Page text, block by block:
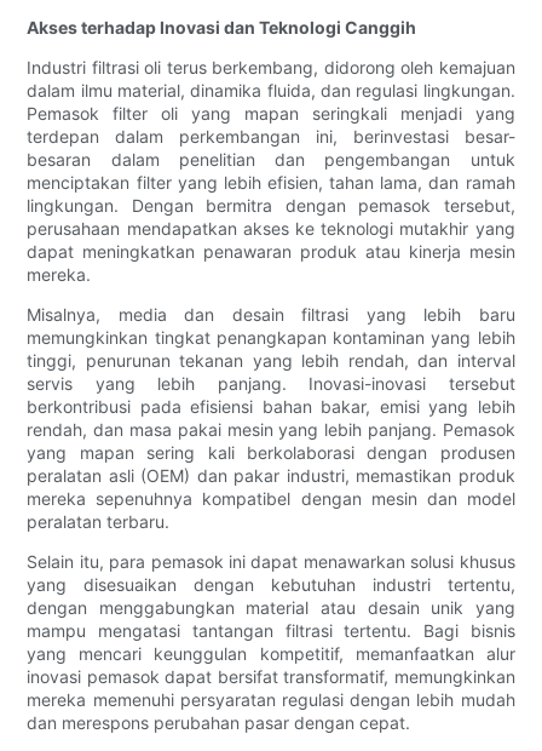
Akses terhadap Inovasi dan Teknologi Canggih
Industri filtrasi oli terus berkembang, didorong oleh kemajuan
dalam ilmu material, dinamika fluida, dan regulasi lingkungan.
Pemasok filter oli yang mapan seringkali menjadi yang
terdepan dalam perkembangan ini, berinvestasi besar-
besaran dalam penelitian dan pengembangan untuk
menciptakan filter yang lebih efisien, tahan lama, dan ramah
lingkungan. Dengan bermitra dengan pemasok tersebut,
perusahaan mendapatkan akses ke teknologi mutakhir yang
dapat meningkatkan penawaran produk atau kinerja mesin
mereka.
Misalnya, media dan desain filtrasi yang lebih baru
memungkinkan tingkat penangkapan kontaminan yang lebih
tinggi, penurunan tekanan yang lebih rendah, dan interval
servis yang lebih panjang. Inovasi-inovasi tersebut
berkontribusi pada efisiensi bahan bakar, emisi yang lebih
rendah, dan masa pakai mesin yang lebih panjang. Pemasok
yang mapan sering kali berkolaborasi dengan produsen
peralatan asli (OEM) dan pakar industri, memastikan produk
mereka sepenuhnya kompatibel dengan mesin dan model
peralatan terbaru.
Selain itu, para pemasok ini dapat menawarkan solusi khusus
yang disesuaikan dengan kebutuhan industri tertentu,
dengan menggabungkan material atau desain unik yang
mampu mengatasi tantangan filtrasi tertentu. Bagi bisnis
yang mencari keunggulan kompetitif, memanfaatkan alur
inovasi pemasok dapat bersifat transformatif, memungkinkan
mereka memenuhi persyaratan regulasi dengan lebih mudah
dan merespons perubahan pasar dengan cepat.